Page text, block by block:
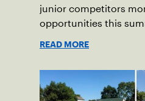
junior competitors
opportunities this
READ MORE